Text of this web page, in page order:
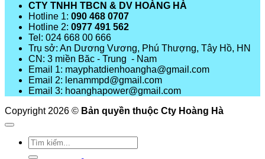
CTY TNHH TBCN & DV HOÀNG HÀ
Hotline 1: 090 468 0707
Hotline 2: 0977 491 562
Tel: 024 668 00 666
Trụ sở: An Dương Vương, Phú Thượng, Tây Hồ, HN
CN: 3 miền Băc - Trung - Nam
Email 1: mayphatdienhoangha@gmail.com
Email 2: lenammpd@gmail.com
Email 3: hoanghapower@gmail.com
Copyright 2026 © Bản quyền thuộc Cty Hoàng Hà
Tìm
kiếm: